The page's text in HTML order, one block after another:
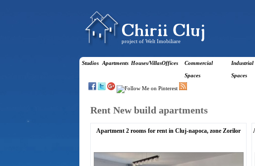
project of Welt Imobiliare
Studios Apartments Houses/VillasOffices Commercial
Spaces
Industrial
Spaces
Rent New build apartments
Apartment 2 rooms for rent in Cluj-napoca, zone Zorilor